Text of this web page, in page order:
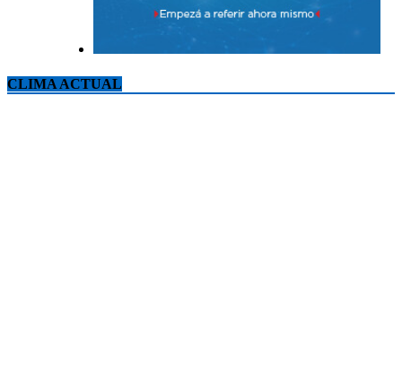
CLIMA ACTUAL